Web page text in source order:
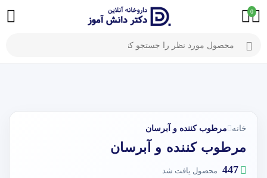
0
خانه مرطوب کننده و آبرسان
مرطوب کننده و آبرسان
447 محصول یافت شد